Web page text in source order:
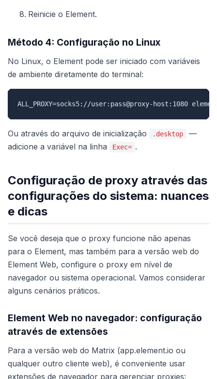
Reinicie o Element.
Método 4: Configuração no Linux
No Linux, o Element pode ser iniciado com variáveis
de ambiente diretamente do terminal:
ALL_PROXY=socks5://user:pass@proxy-host:1080
Ou através do arquivo de inicialização .desktop
—
adicione a variável na linha
Exec= .
Configuração de proxy através das
configurações do sistema: nuances
e dicas
Se você deseja que o proxy funcione não apenas
para o Element, mas também para a versão web do
Element Web, configure o proxy em nível de
navegador ou sistema operacional. Vamos considerar
alguns cenários práticos.
Element Web no navegador: configuração
através de extensões
Para a versão web do Matrix (app.element.io ou
qualquer outro cliente web), é conveniente usar
extensões de navegador para gerenciar proxies: